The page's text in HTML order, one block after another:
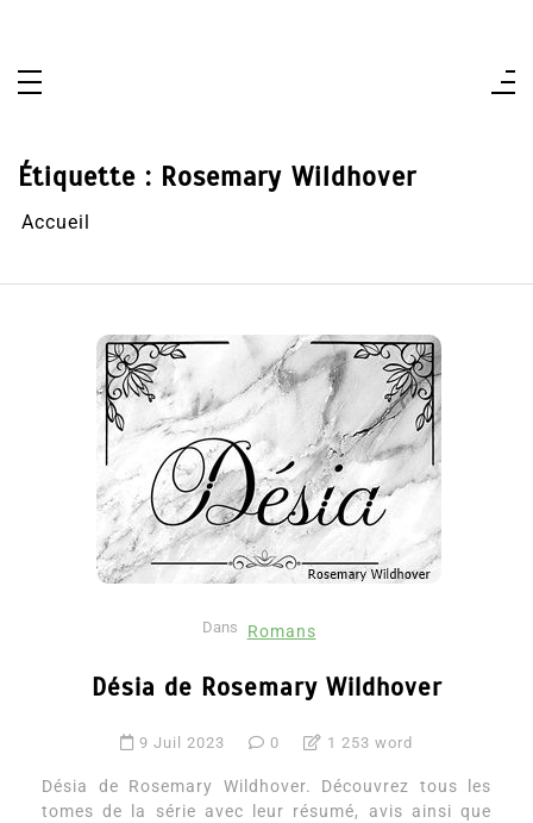
Étiquette : Rosemary Wildhover
Accueil
Dans Romans
Désia de Rosemary Wildhover
9 Juil 2023 0 1 253 word
Désia de Rosemary Wildhover. Découvrez tous les
tomes de la série avec leur résumé, avis ainsi que